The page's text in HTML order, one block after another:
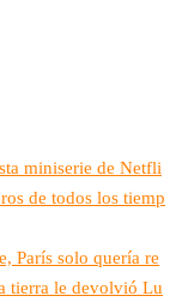
miniserie de Netfli
de todos los tiemp
París solo quería re
tierra le devolvió Lu